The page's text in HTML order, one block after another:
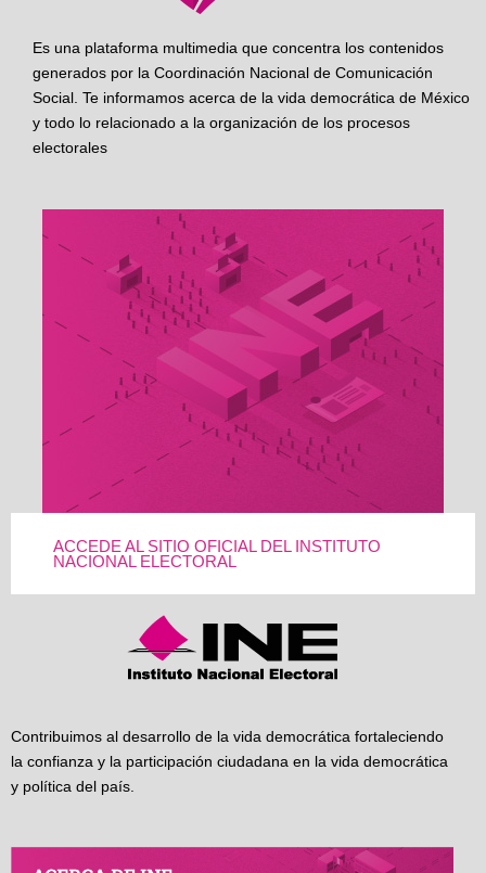
Es una plataforma multimedia que concentra los contenidos
generados por la Coordinación Nacional de Comunicación
Social. Te informamos acerca de la vida democrática de México
y todo lo relacionado a la organización de los procesos
electorales
ACCEDE AL SITIO OFICIAL DEL INSTITUTO
NACIONAL ELECTORAL
Contribuimos al desarrollo de la vida democrática fortaleciendo
la confianza y la participación ciudadana en la vida democrática
y política del país.